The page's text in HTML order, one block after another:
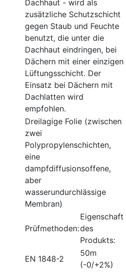
Dachhaut - wird als
zusätzliche Schutzschicht
gegen Staub und Feuchte
benutzt, die unter die
Dachhaut eindringen, bei
Dächern mit einer einzigen
Lüftungsschicht. Der
Einsatz bei Dächern mit
Dachlatten wird
empfohlen.
Dreilagige Folie (zwischen
zwei
Polypropylenschichten,
eine
dampfdiffusionsoffene,
aber
wasserundurchlässige
Membran)
Prüfmethoden:
Eigenschaft
des
Produkts:
EN 1848-2
50m
(-0/+2%)